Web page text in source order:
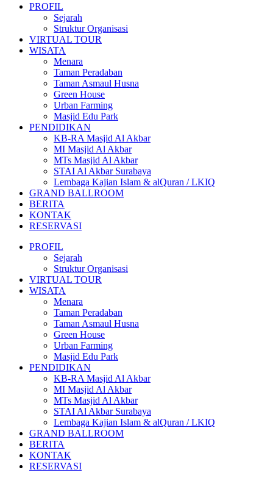
PROFIL
Sejarah
Struktur Organisasi
VIRTUAL TOUR
WISATA
Menara
Taman Peradaban
Taman Asmaul Husna
Green House
Urban Farming
Masjid Edu Park
PENDIDIKAN
KB-RA Masjid Al Akbar
MI Masjid Al Akbar
MTs Masjid Al Akbar
STAI Al Akbar Surabaya
Lembaga Kajian Islam & alQuran / LKIQ
GRAND BALLROOM
BERITA
KONTAK
RESERVASI
PROFIL
Sejarah
Struktur Organisasi
VIRTUAL TOUR
WISATA
Menara
Taman Peradaban
Taman Asmaul Husna
Green House
Urban Farming
Masjid Edu Park
PENDIDIKAN
KB-RA Masjid Al Akbar
MI Masjid Al Akbar
MTs Masjid Al Akbar
STAI Al Akbar Surabaya
Lembaga Kajian Islam & alQuran / LKIQ
GRAND BALLROOM
BERITA
KONTAK
RESERVASI